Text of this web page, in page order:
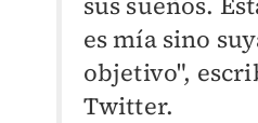
es mía sino
objetivo",
Twitter.